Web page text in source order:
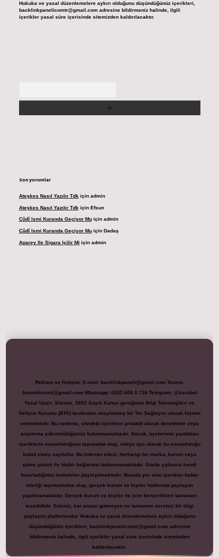
Hukuka ve yasal düzenlemelere aykırı olduğunu düşündüğünüz içerikleri,
backlinkpanelicomtr@gmail.comadresine bildirmeniz halinde, ilgili
içerikler yasal süre içerisinde sitemizden kaldırılacaktır.
Son yorumlar
Ateşkes Nasıl Yazılır Tdk için admin
Ateşkes Nasıl Yazılır Tdk için Efsun
Cûdî Ismi Kuranda Geçiyor Muiçin admin
Cûdî Ismi Kuranda Geçiyor Muiçin Dadaş
Aparey Ile Sigara Içilir Mi için admin
Reklam ve İletişim: E-mail: backlinkpaneli@gmail.com Teams:
forumhizmeti@gmail.com Whatsapp: 0262 606 0 726 Telegram: @karabul
Yasal Uyarı: Sitemiz, 5651 Sayılı Kanun gereğince Bilgi Teknolojileri ve
İletişim Kurumu (BTK) tarafından onaylanmış bir Yer Sağlayıcı olarak hizmet
vermektedir. Bu nedenle, sitedeki içerikleri proaktif olarak denetleme veya
araştırma yükümlülüğümüz bulunmamaktadır. Ancak, üyelerimiz yazdıkları
içeriklerin sorumluluğunu taşımakta olup, siteye üye olarak bu sorumluluğu
kabul etmiş sayılırlar. Bu internet sitesi, herhangi bir marka, kurum veya
şahıs şirketi ile hiçbir bağlantısı bulunmamaktadır. Sitede yalnızca kendi
hazırladığımız makaleler paylaşılmaktadır. Burada yer alan içerikler haber
niteliği taşımamakta olup, gerçek kurum ve kişiler hakkında paylaşım
yapılmamaktadır. Gerçek kurum ve kişiler ile isim benzerlikleri tamamen
tesadüfidir. Sitemiz, kar amacı gütmeyen ve tamamen ücretsiz bir bilgi
paylaşım platformudur. Hukuka ve yasal düzenlemelere aykırı olduğunu
düşündüğünüz içerikleri,
backlinkpanelicomtr@gmail.com adresine
bildirmeniz halinde, ilgili içerikler yasal süre içerisinde sitemizden
kaldırılacaktır.